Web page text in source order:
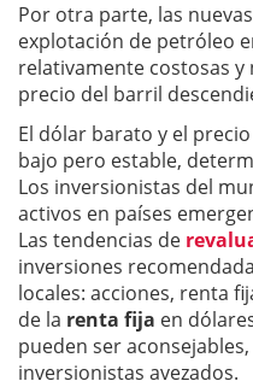
Por otra parte, las
explotación de petróleo
relativamente costosas
precio del barril
El dólar barato y el
bajo pero estable,
Los inversionistas del
activos en países
Las tendencias de
inversiones
locales: acciones, renta
de la renta fija en
pueden ser
inversionistas avezados.